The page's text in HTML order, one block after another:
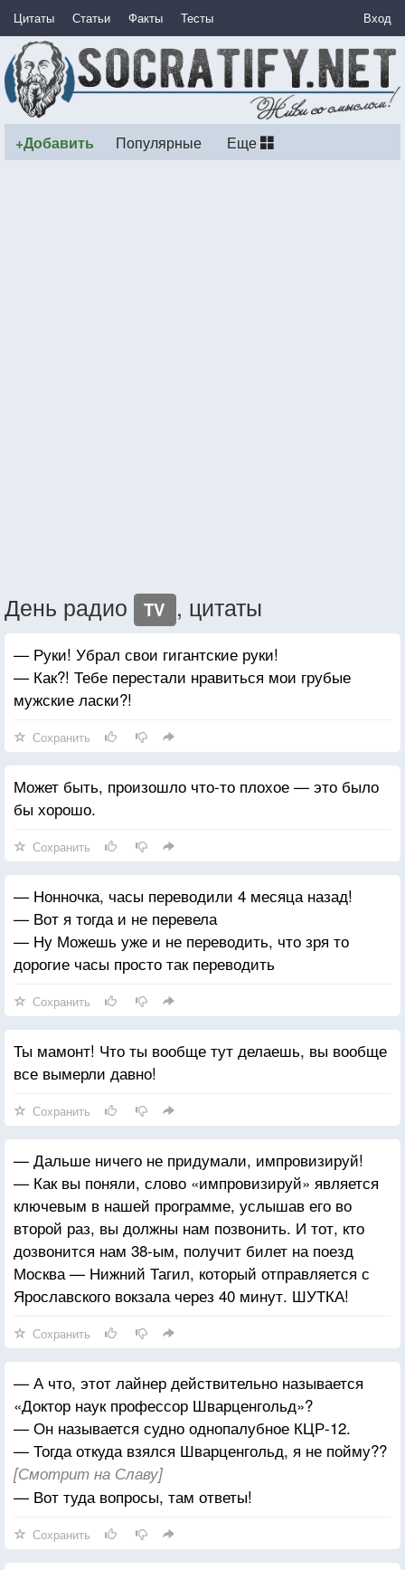
Цитаты Статьи Факты Тесты Вход
+Добавить Популярные Еще
День радио TV , цитаты
— Руки! Убрал свои гигантские руки!
— Как?! Тебе перестали нравиться мои грубые
мужские ласки?!
Сохранить
Может быть, произошло что-то плохое — это было
бы хорошо.
Сохранить
— Нонночка, часы переводили 4 месяца назад!
— Вот я тогда и не перевела
— Ну Можешь уже и не переводить, что зря то
дорогие часы просто так переводить
Сохранить
Ты мамонт! Что ты вообще тут делаешь, вы вообще
все вымерли давно!
Сохранить
— Дальше ничего не придумали, импровизируй!
— Как вы поняли, слово «импровизируй» является
ключевым в нашей программе, услышав его во
второй раз, вы должны нам позвонить. И тот, кто
дозвонится нам 38-ым, получит билет на поезд
Москва — Нижний Тагил, который отправляется с
Ярославского вокзала через 40 минут. ШУТКА!
Сохранить
— А что, этот лайнер действительно называется
«Доктор наук профессор Шварценгольд»?
— Он называется судно однопалубное КЦР-12.
— Тогда откуда взялся Шварценгольд, я не пойму??
[Смотрит на Славу]
— Вот туда вопросы, там ответы!
Сохранить